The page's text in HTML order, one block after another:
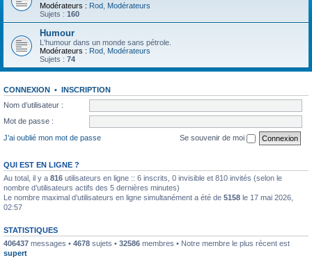
Modérateurs : Rod Modérateurs
Sujets : 160
Humour
L'humour dans un monde sans pétrole.
Modérateurs : Rod Modérateurs
Sujets : 74
CONNEXION • INSCRIPTION
Nom d’utilisateur :
Mot de passe :
J’ai oublié mon mot de passe
Se souvenir de moi
QUI EST EN LIGNE ?
Au total, il y a 816 utilisateurs en ligne :: 6 inscrits, 0 invisible et 810 invités (selon le
nombre d’utilisateurs actifs des 5 dernières minutes)
Le nombre maximal d’utilisateurs en ligne simultanément a été de 5158 le 17 mai 2026,
02:57
STATISTIQUES
406437 messages • 4678 sujets • 32586 membres • Notre membre le plus récent est
supert